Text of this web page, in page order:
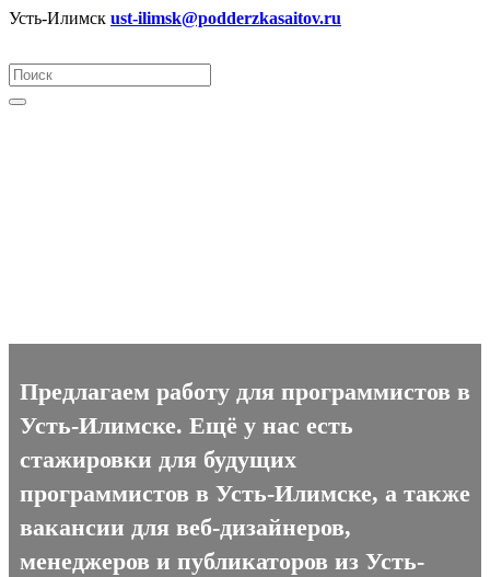
Усть-Илимск ust-ilimsk@podderzkasaitov.ru
Предлагаем работу для программистов в
Усть-Илимске. Ещё у нас есть
стажировки для будущих
программистов в Усть-Илимске, а также
вакансии для веб-дизайнеров,
менеджеров и публикаторов из Усть-